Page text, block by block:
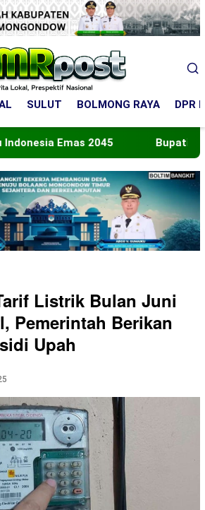
SULUT BOLMONG RAYA DPR
2045 Bupati Boltara
Listrik Bulan Juni
Pemerintah Berikan
Upah